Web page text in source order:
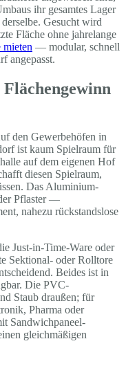
ihr gesamtes Lager
Gesucht wird
Fläche ohne jahrelange
mieten — modular, schnell
angepasst.
den Gewerbehöfen in
ist kaum Spielraum für
auf dem eigenen Hof
diesen Spielraum,
Das Aluminium-
Pflaster —
nahezu rückstandslose
Just-in-Time-Ware oder
Sektional- oder Rolltore
Beides ist in
Die PVC-
Staub draußen; für
Pharma oder
Sandwichpaneel-
gleichmäßigen